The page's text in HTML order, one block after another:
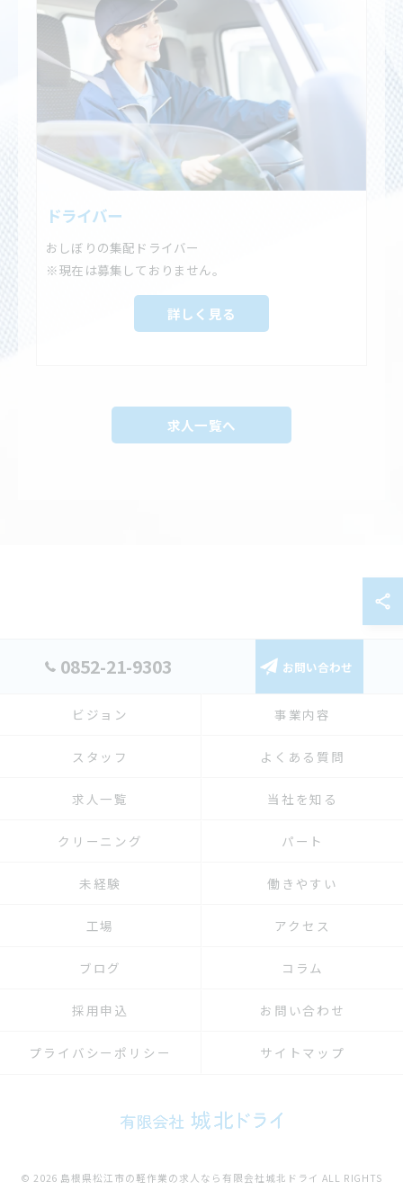
ドライバー
おしぼりの集配ドライバー
※現在は募集しておりません。
詳しく見る
求人一覧へ
0852-21-9303 お問い合わせ
ビジョン 事業内容
スタッフ よくある質問
求人一覧 当社を知る
クリーニング パート
未経験 働きやすい
工場 アクセス
ブログ コラム
採用申込 お問い合わせ
プライバシーポリシー サイトマップ
© 2026 島根県松江市の軽作業の求人なら有限会社城北ドライ ALL RIGHTS